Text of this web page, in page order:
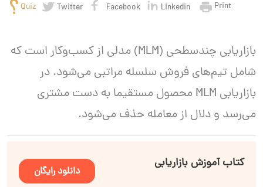
Quiz Twitter Facebook Linkedin Print
بازاریابی چندسطحی (MLM) مدلی از کسب‌وکار است که
شامل تیم‌های فروش سلسله مراتبی می‌شود. در
بازاریابی MLM محصول مستقیما به دست مشتری
می‌رسد و دلال از معامله حذف می‌شود.
کتاب آموزش بازاریابی
دانلود رایگان